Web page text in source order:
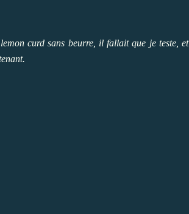
curd sans beurre, il fallait que je teste, et